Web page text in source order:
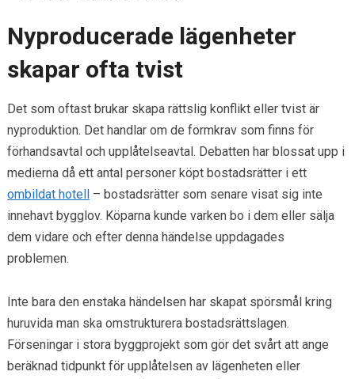
Nyproducerade lägenheter
skapar ofta tvist
Det som oftast brukar skapa rättslig konflikt eller tvist är
nyproduktion. Det handlar om de formkrav som finns för
förhandsavtal och upplåtelseavtal. Debatten har blossat upp i
medierna då ett antal personer köpt bostadsrätter i ett
ombildat hotell– bostadsrätter som senare visat sig inte
innehavt bygglov. Köparna kunde varken bo i dem eller sälja
dem vidare och efter denna händelse uppdagades
problemen.
Inte bara den enstaka händelsen har skapat spörsmål kring
huruvida man ska omstrukturera bostadsrättslagen.
Förseningar i stora byggprojekt som gör det svårt att ange
beräknad tidpunkt för upplåtelsen av lägenheten eller